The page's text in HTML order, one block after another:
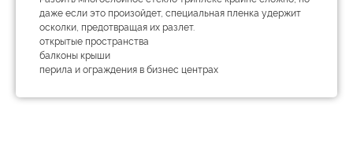
даже если это произойдет, специальная пленка удержит
осколки, предотвращая их разлет.
открытые пространства
балконы крыши
перила и ограждения в бизнес центрах